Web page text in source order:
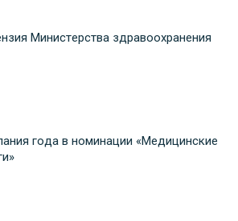
Министерства здравоохранения
года в номинации «Медицинские